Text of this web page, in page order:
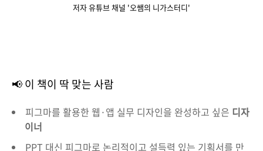
저자 유튜브 채널 '오쌤의 니가스터디'
📢 이 책이 딱 맞는 사람
피그마를 활용한 웹·앱 실무 디자인을 완성하고 싶은 디자
이너
PPT 대신 피그마로 논리적이고 설득력 있는 기획서를 만